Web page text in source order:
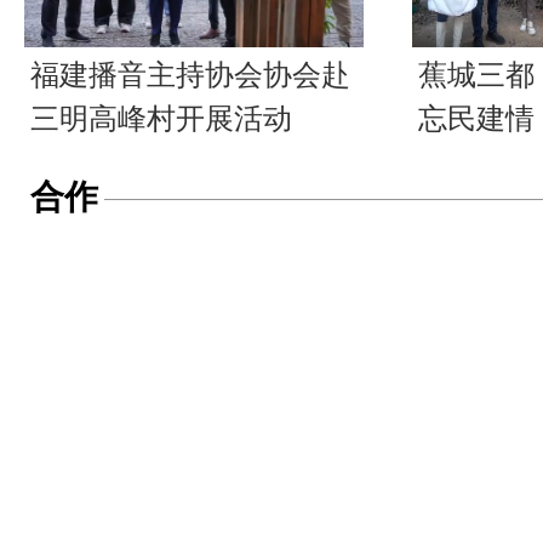
福建播音主持协会协会赴
三明高峰村开展活动
蕉城三都
忘民建情
合作